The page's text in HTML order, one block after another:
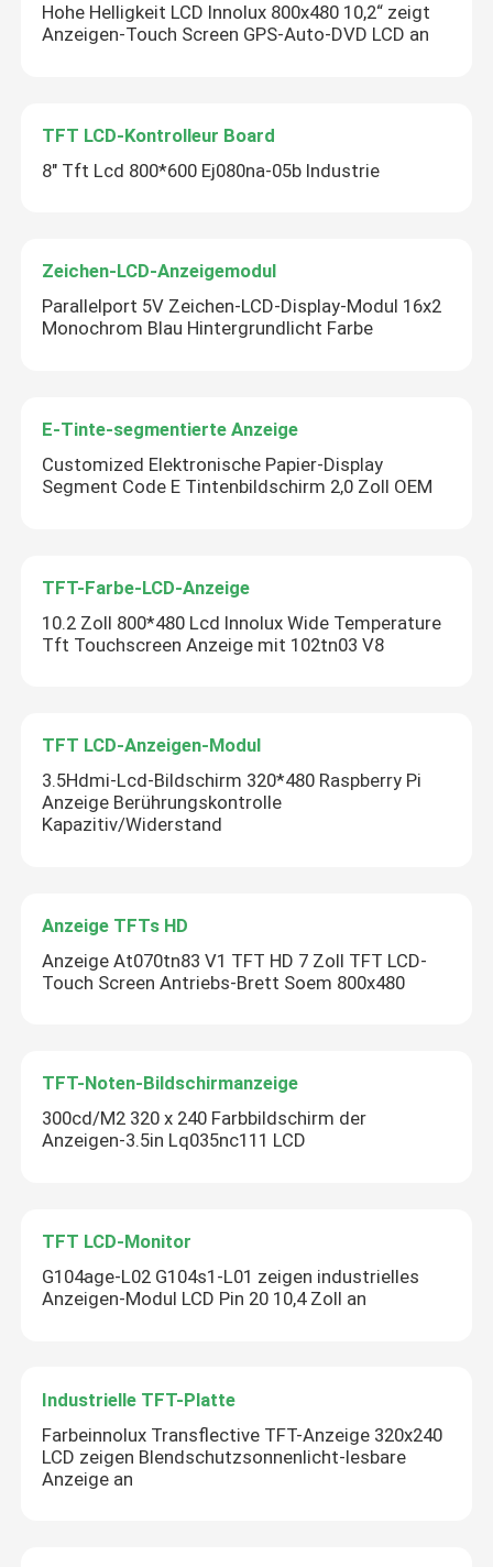
Hohe Helligkeit LCD Innolux 800x480 10,2“ zeigt
Anzeigen-Touch Screen GPS-Auto-DVD LCD an
TFT LCD-Kontrolleur Board
8" Tft Lcd 800*600 Ej080na-05b Industrie
Zeichen-LCD-Anzeigemodul
Parallelport 5V Zeichen-LCD-Display-Modul 16x2
Monochrom Blau Hintergrundlicht Farbe
E-Tinte-segmentierte Anzeige
Customized Elektronische Papier-Display
Segment Code E Tintenbildschirm 2,0 Zoll OEM
TFT-Farbe-LCD-Anzeige
10.2 Zoll 800*480 Lcd Innolux Wide Temperature
Tft Touchscreen Anzeige mit 102tn03 V8
TFT LCD-Anzeigen-Modul
3.5Hdmi-Lcd-Bildschirm 320*480 Raspberry Pi
Anzeige Berührungskontrolle
Kapazitiv/Widerstand
Anzeige TFTs HD
Anzeige At070tn83 V1 TFT HD 7 Zoll TFT LCD-
Touch Screen Antriebs-Brett Soem 800x480
TFT-Noten-Bildschirmanzeige
300cd/M2 320 x 240 Farbbildschirm der
Anzeigen-3.5in Lq035nc111 LCD
TFT LCD-Monitor
G104age-L02 G104s1-L01 zeigen industrielles
Anzeigen-Modul LCD Pin 20 10,4 Zoll an
Industrielle TFT-Platte
Farbeinnolux Transflective TFT-Anzeige 320x240
LCD zeigen Blendschutzsonnenlicht-lesbare
Anzeige an